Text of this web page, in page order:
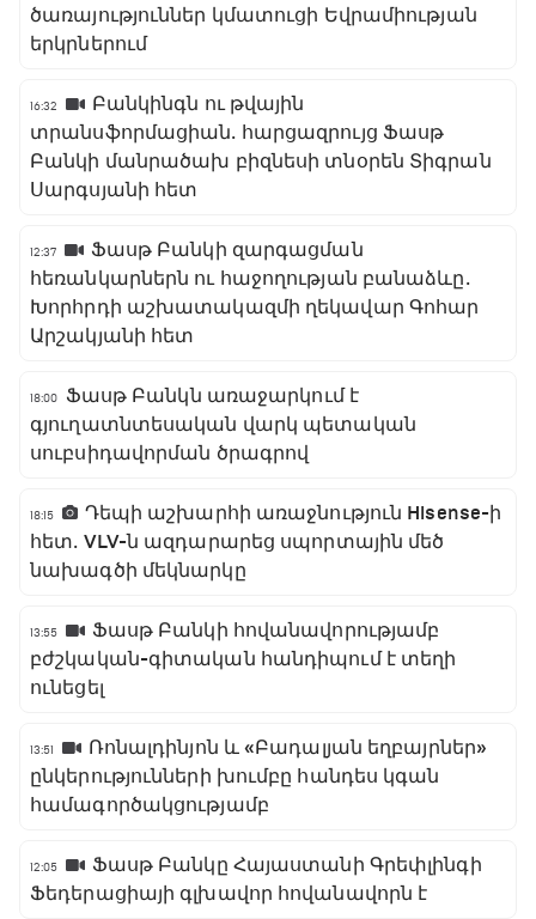
ծառայություններ կմատուցի Եվրամիության
երկրներում
16:32
Բանկինգն ու թվային
տրանսֆորմացիան․ հարցազրույց Ֆասթ
Բանկի մանրածախ բիզնեսի տնօրեն Տիգրան
Սարգսյանի հետ
12:37
Ֆասթ Բանկի զարգացման
հեռանկարներն ու հաջողության բանաձևը․
Խորհրդի աշխատակազմի ղեկավար Գոհար
Արշակյանի հետ
18:00
Ֆասթ Բանկն առաջարկում է
գյուղատնտեսական վարկ պետական
սուբսիդավորման ծրագրով
18:15
Դեպի աշխարհի առաջնություն Hisense-ի
հետ․ VLV-ն ազդարարեց սպորտային մեծ
նախագծի մեկնարկը
13:55
Ֆասթ Բանկի հովանավորությամբ
բժշկական-գիտական հանդիպում է տեղի
ունեցել
13:51
Ռոնալդինյոն և «Բադալյան եղբայրներ»
ընկերությունների խումբը հանդես կգան
համագործակցությամբ
12:05
Ֆասթ Բանկը Հայաստանի Գրեփլինգի
Ֆեդերացիայի գլխավոր հովանավորն է